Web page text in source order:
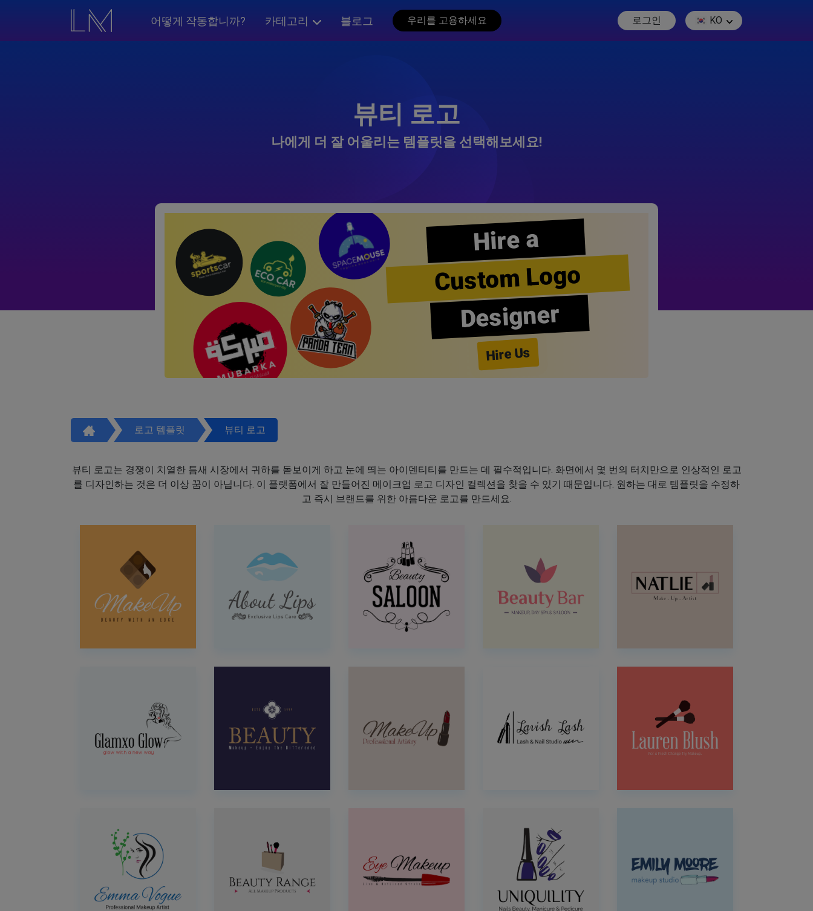
어떻게 작동합니까? 카테고리 블로그 우리를 고용하세요 로그인 KO
뷰티 로고
나에게 더 잘 어울리는 템플릿을 선택해보세요!
Hire a
Custom Logo
Designer
Hire Us
로고 템플릿 뷰티 로고
뷰티 로고는 경쟁이 치열한 틈새 시장에서 귀하를 돋보이게 하고 눈에 띄는 아이덴티티를 만드는 데 필수적입니다. 화면에서 몇 번의 터치만으로 인상적인 로고
를 디자인하는 것은 더 이상 꿈이 아닙니다. 이 플랫폼에서 잘 만들어진 메이크업 로고 디자인 컬렉션을 찾을 수 있기 때문입니다. 원하는 대로 템플릿을 수정하
고 즉시 브랜드를 위한 아름다운 로고를 만드세요.